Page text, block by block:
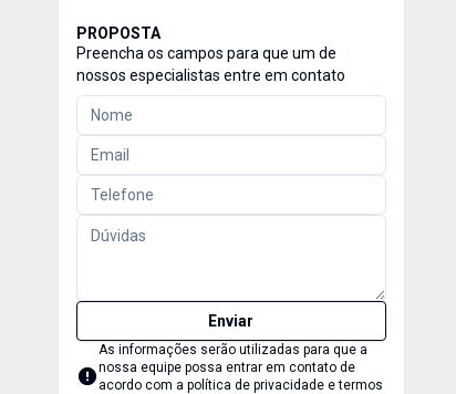
PROPOSTA
Preencha os campos para que um de
nossos especialistas entre em contato
Enviar
As informações serão utilizadas para que a
nossa equipe possa entrar em contato de
acordo com a política de privacidade e termos